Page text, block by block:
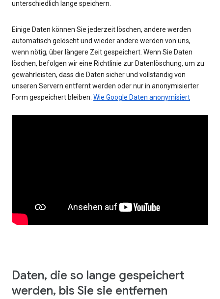
unterschiedlich lange speichern.
Einige Daten können Sie jederzeit löschen, andere werden
automatisch gelöscht und wieder andere werden von uns,
wenn nötig, über längere Zeit gespeichert. Wenn Sie Daten
löschen, befolgen wir eine Richtlinie zur Datenlöschung, um zu
gewährleisten, dass die Daten sicher und vollständig von
unseren Servern entfernt werden oder nur in anonymisierter
Form gespeichert bleiben. Wie Google Daten anonymisiert
Daten, die so lange gespeichert
werden, bis Sie sie entfernen